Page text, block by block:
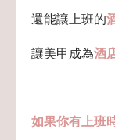
還能讓上班的
讓美甲成為酒
如果你有上班